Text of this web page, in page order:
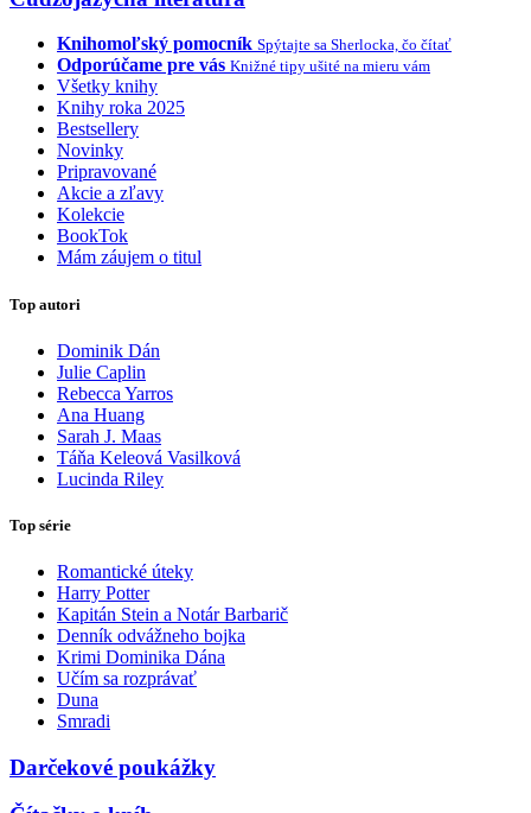
Knihomoľský pomocník Spýtajte sa Sherlocka, čo čítať
Odporúčame pre vás Knižné tipy ušité na mieru vám
Všetky knihy
Knihy roka 2025
Bestsellery
Novinky
Pripravované
Akcie a zľavy
Kolekcie
BookTok
Mám záujem o titul
Top autori
Dominik Dán
Julie Caplin
Rebecca Yarros
Ana Huang
Sarah J. Maas
Táňa Keleová Vasilková
Lucinda Riley
Top série
Romantické úteky
Harry Potter
Kapitán Stein a Notár Barbarič
Denník odvážneho bojka
Krimi Dominika Dána
Učím sa rozprávať
Duna
Smradi
Darčekové poukážky